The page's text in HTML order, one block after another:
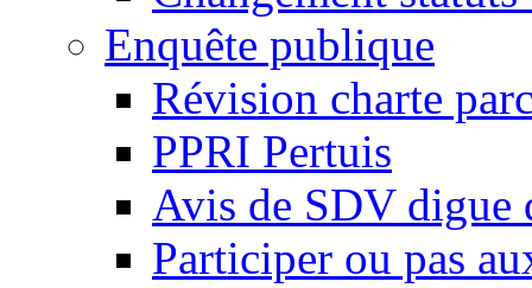
Enquête publique
Révision charte
PPRI Pertuis
Avis de SDV digue
Participer ou pas